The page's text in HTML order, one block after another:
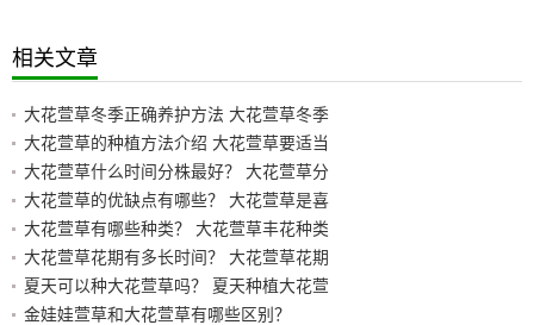
相关文章
大花萱草冬季正确养护方法 大花萱草冬季
大花萱草的种植方法介绍 大花萱草要适当
大花萱草什么时间分株最好？ 大花萱草分
大花萱草的优缺点有哪些？ 大花萱草是喜
大花萱草有哪些种类？ 大花萱草丰花种类
大花萱草花期有多长时间？ 大花萱草花期
夏天可以种大花萱草吗？ 夏天种植大花萱
金娃娃萱草和大花萱草有哪些区别？